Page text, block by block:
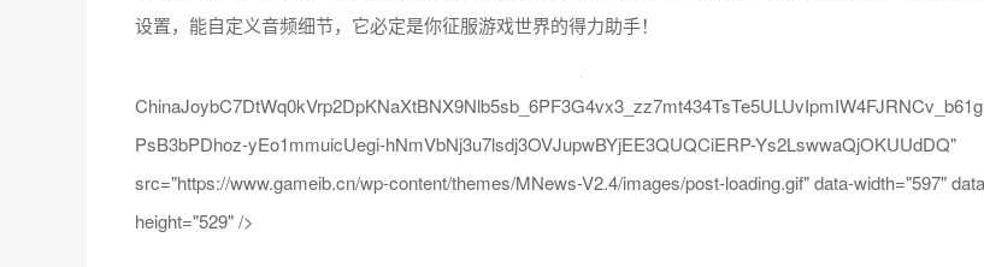
设置，能自定义音频细节，它必定是你征服游戏世界的得力助手！
PsB3bPDhoz-yEo1mmuicUegi-hNmVbNj3u7lsdj3OVJupwBYjEE3QUQCiERP-Ys2LswwaQjOKUUdDQ"
src="https://www.gameib.cn/wp-content/themes/MNews-V2.4/images/post-loading.gif" data-width="597"
height="529" />